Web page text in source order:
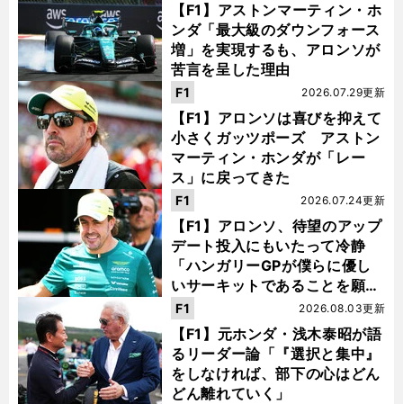
【F1】アストンマーティン・ホ
ンダ「最大級のダウンフォース
増」を実現するも、アロンソが
苦言を呈した理由
【F1】アロンソは喜びを抑えて
小さくガッツポーズ アストン
マーティン・ホンダが「レー
ス」に戻ってきた
2026.07.29更新
F1
【F1】アロンソ、待望のアップ
デート投入にもいたって冷静
「ハンガリーGPが僕らに優し
いサーキットであることを願
う」
2026.07.24更新
F1
【F1】元ホンダ・浅木泰昭が語
るリーダー論「『選択と集中』
をしなければ、部下の心はどん
どん離れていく」
2026.08.03更新
F1